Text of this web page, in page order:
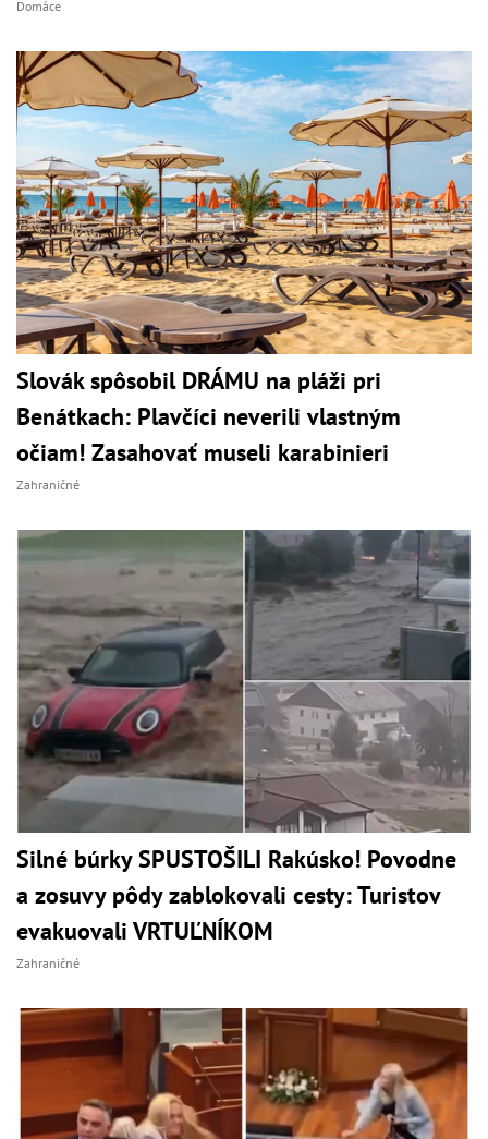
Domáce
Slovák spôsobil DRÁMU na pláži pri
Benátkach: Plavčíci neverili vlastným
očiam! Zasahovať museli karabinieri
Zahraničné
Silné búrky SPUSTOŠILI Rakúsko! Povodne
a zosuvy pôdy zablokovali cesty: Turistov
evakuovali VRTUĽNÍKOM
Zahraničné